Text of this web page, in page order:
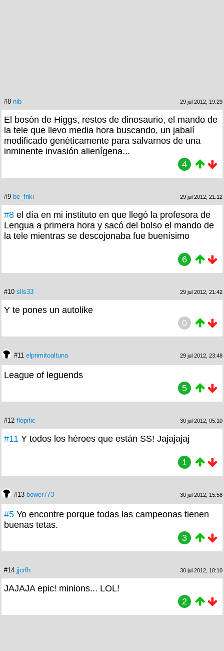
#8 nib 29 jul 2012, 19:29
El bosón de Higgs, restos de dinosaurio, el mando de
la tele que llevo media hora buscando, un jabalí
modificado genéticamente para salvarnos de una
inminente invasión alienígena...
4
#9 be_friki 29 jul 2012, 21:12
#8 el día en mi instituto en que llegó la profesora de
Lengua a primera hora y sacó del bolso el mando de
la tele mientras se descojonaba fue buenísimo
6
#10 slls33 29 jul 2012, 21:42
Y te pones un autolike
0
#11 elprimitoaltuna 29 jul 2012, 23:48
League of leguends
5
#12 flopific 30 jul 2012, 05:10
#11 Y todos los héroes que están SS! Jajajajaj
1
#13 bower773 30 jul 2012, 15:58
#5 Yo encontre porque todas las campeonas tienen
buenas tetas.
3
#14 jjcrfh 30 jul 2012, 18:10
JAJAJA epic! minions... LOL!
2